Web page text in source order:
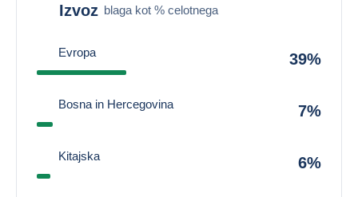
Izvoz blaga kot % celotnega
Evropa 39%
Bosna in Hercegovina 7%
Kitajska 6%